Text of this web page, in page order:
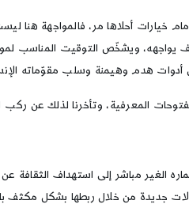
أمام خيارات أحلاها مر، فالمواجهة
يواجهه، ويشخّص التوقيت المناسب
هدم وهيمنة وسلب مقوّماته
المعرفية، وتأخرنا لذلك عن
الغير مباشر إلى استهداف
جديدة من خلال ربطها بشكل مكثف